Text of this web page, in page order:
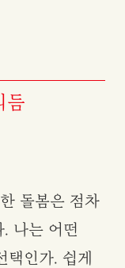
듬
돌봄은 점차
나는 어떤
택인가. 쉽게